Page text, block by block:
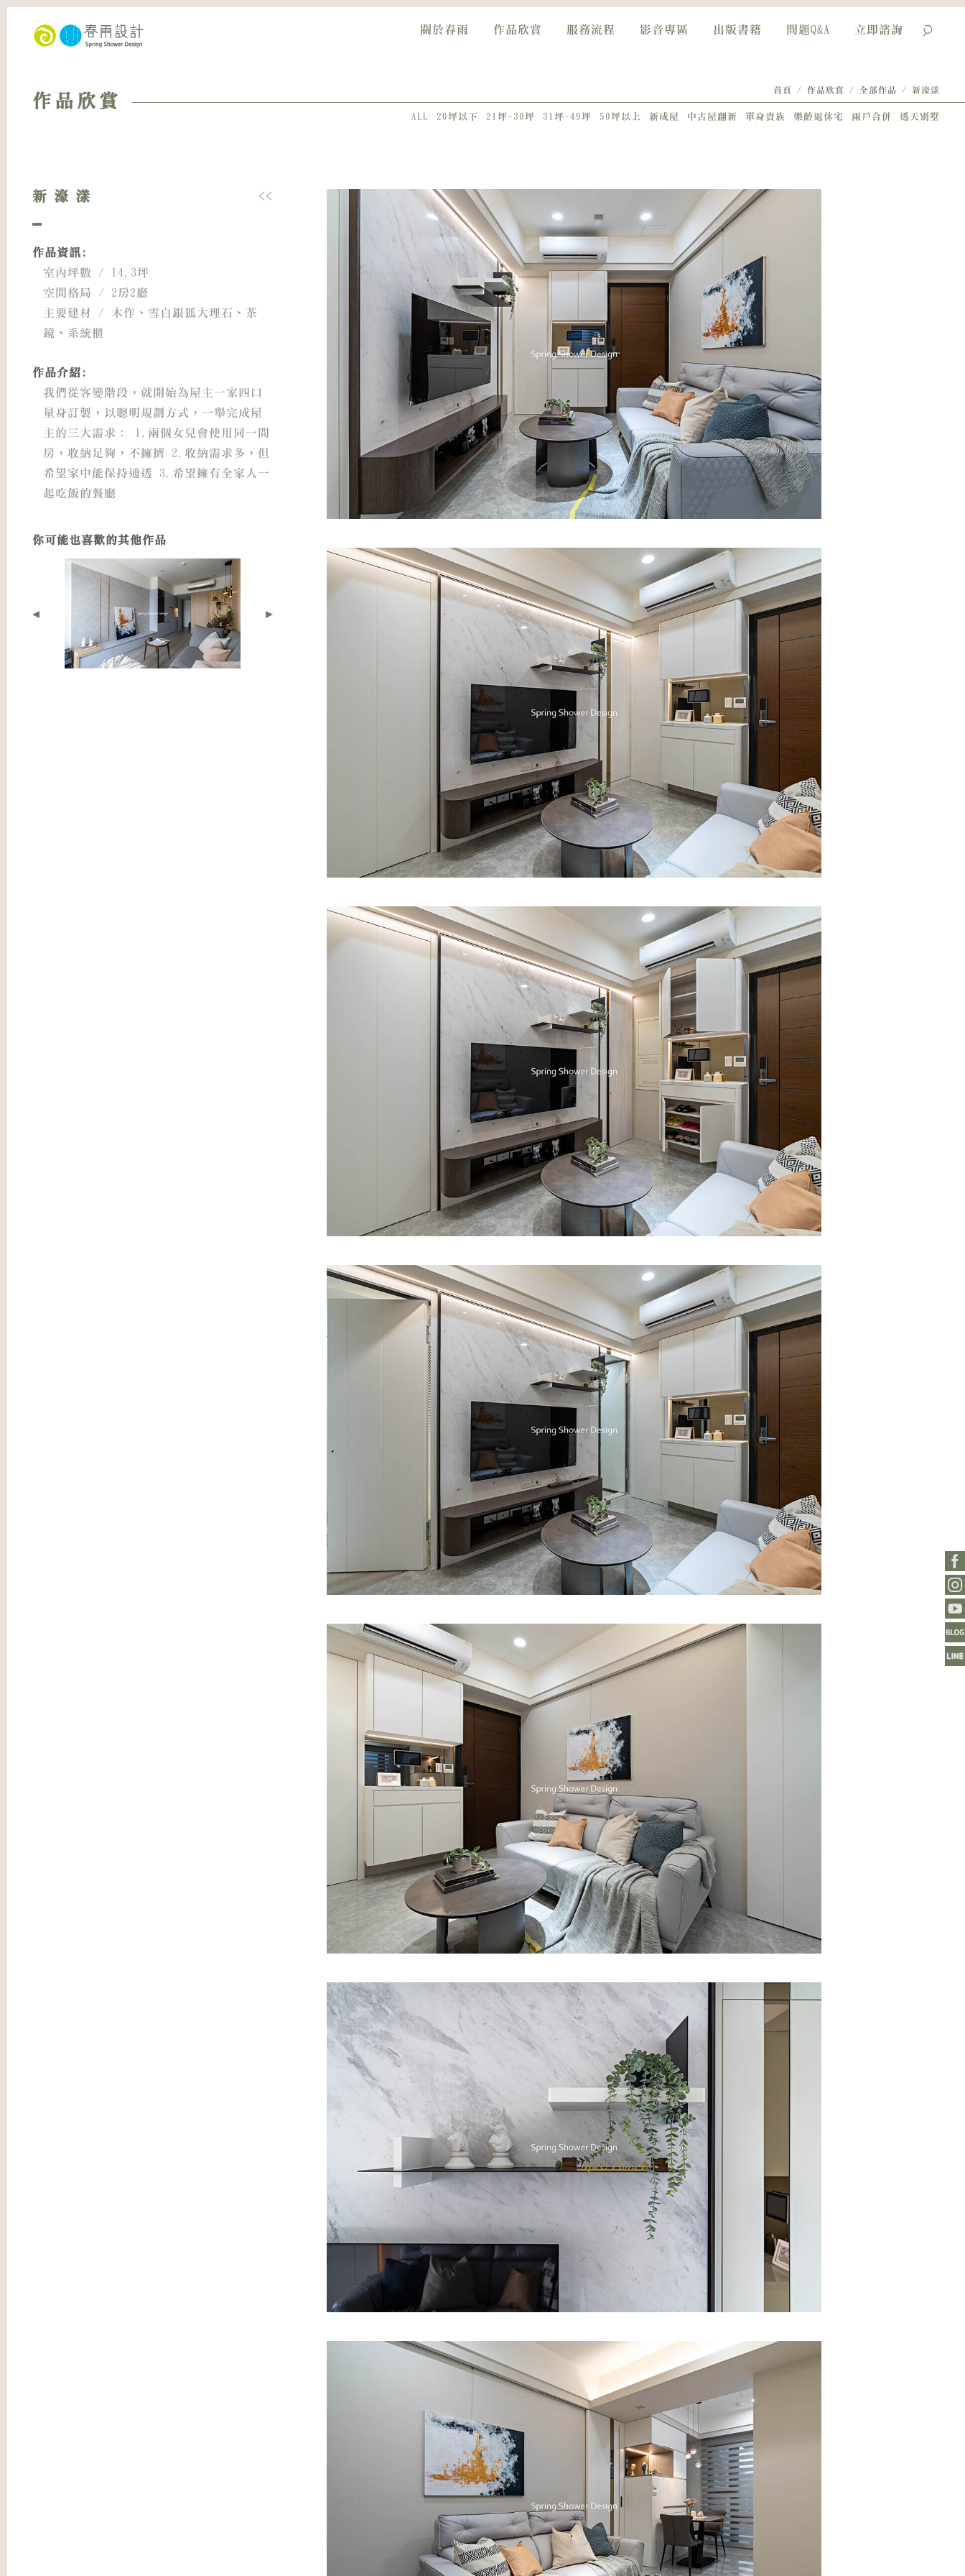
關於春雨 作品欣賞 服務流程 影音專區 出版書籍 問題Q&A 立即諮詢
作品欣賞
首頁 / 作品欣賞 / 全部作品 / 新濠漾
ALL 20坪以下 21坪-30坪 31坪-49坪 50坪以上 新成屋 中古屋翻新 單身貴族 樂齡退休宅 兩戶合併 透天別墅
<<
新濠漾
作品資訊:
室內坪數 / 14.3坪
空間格局 / 2房2廳
主要建材 / 木作、雪白銀狐大理石、茶
鏡、系統櫃
作品介紹:
我們從客變階段，就開始為屋主一家四口
量身訂製，以聰明規劃方式，一舉完成屋
主的三大需求： 1.兩個女兒會使用同一間
房，收納足夠，不擁擠 2.收納需求多，但
希望家中能保持通透 3.希望擁有全家人一
起吃飯的餐廳
你可能也喜歡的其他作品